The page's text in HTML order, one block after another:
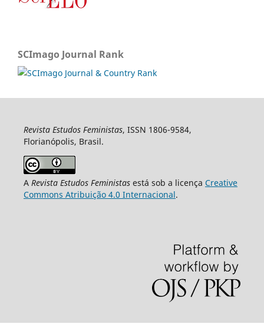
SCImago Journal Rank
Revista Estudos Feministas, ISSN 1806-9584,
Florianópolis, Brasil.
A Revista Estudos Feministasestá sob a licença Creative
Commons Atribuição 4.0 Internacional.